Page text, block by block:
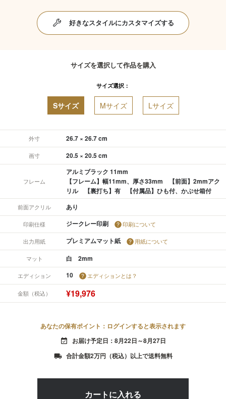
好きなスタイルにカスタマイズする
サイズを選択して作品を購入
サイズ選択：
Sサイズ Mサイズ Lサイズ
外寸 26.7 × 26.7 cm
画寸 20.5 × 20.5 cm
フレーム
アルミブラック 11mm
【フレーム】幅11mm、厚さ33mm 【前面】2mmアク
リル 【裏打ち】有 【付属品】ひも付、かぶせ箱付
前面アクリル あり
印刷仕様 ジークレー印刷 印刷について
出力用紙 プレミアムマット紙 用紙について
マット 白 2mm
エディション 10 エディションとは？
金額（税込） ¥19,976
あなたの保有ポイント：ログインすると表示されます
event_available お届け予定日：8月22日～8月27日
local_shipping 合計金額2万円（税込）以上で送料無料